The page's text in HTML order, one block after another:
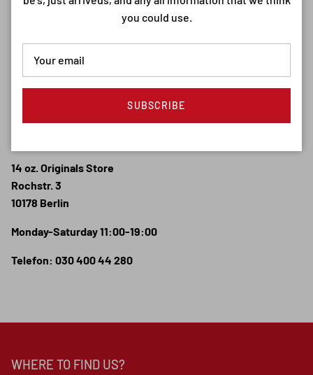
14 oz. Originals Store
Rochstr. 3
10178 Berlin
Monday-Saturday 11:00-19:00
Telefon: 030 400 44 280
WHERE TO FIND US?
you could use.
SUBSCRIBE